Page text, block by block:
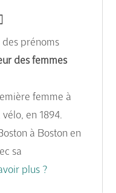
prénoms
des femmes
femme à
en 1894.
à Boston en
sa
plus ?